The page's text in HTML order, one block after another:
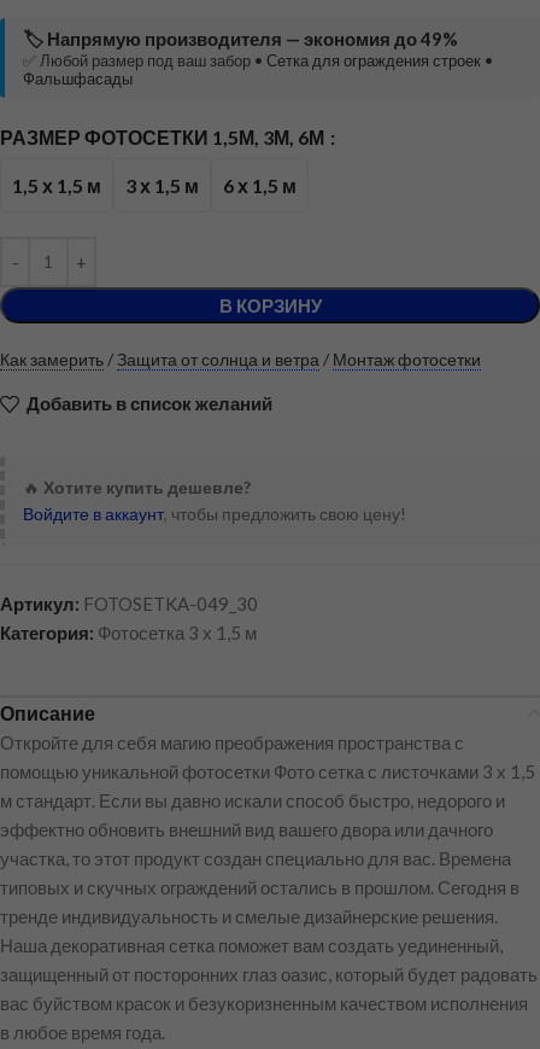
🏷️ Напрямую производителя — экономия до 49%
✅ Любой размер под ваш забор • Сетка для ограждения строек •
Фальшфасады
РАЗМЕР ФОТОСЕТКИ 1,5М, 3М, 6М
1,5 х 1,5 м 3 х 1,5 м 6 х 1,5 м
В КОРЗИНУ
Как замерить / Защита от солнца и ветра / Монтаж фотосетки
Добавить в список желаний
🔥 Хотите купить дешевле?
Войдите в аккаунт, чтобы предложить свою цену!
Артикул: FOTOSETKA-049_30
Категория: Фотосетка 3 х 1,5 м
Описание
Откройте для себя магию преображения пространства с
помощью уникальной фотосетки Фото сетка с листочками 3 х 1,5
м стандарт. Если вы давно искали способ быстро, недорого и
эффектно обновить внешний вид вашего двора или дачного
участка, то этот продукт создан специально для вас. Времена
типовых и скучных ограждений остались в прошлом. Сегодня в
тренде индивидуальность и смелые дизайнерские решения.
Наша декоративная сетка поможет вам создать уединенный,
защищенный от посторонних глаз оазис, который будет радовать
вас буйством красок и безукоризненным качеством исполнения
в любое время года.